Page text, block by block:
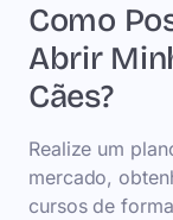
Como
Abrir
Cães?
Realize um
mercado,
cursos de